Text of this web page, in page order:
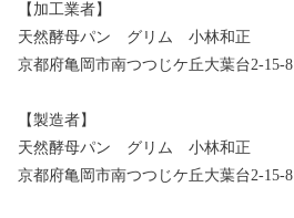
【加工業者】
天然酵母パン グリム 小林和正
京都府亀岡市南つつじケ丘大葉台2-15-8
【製造者】
天然酵母パン グリム 小林和正
京都府亀岡市南つつじケ丘大葉台2-15-8